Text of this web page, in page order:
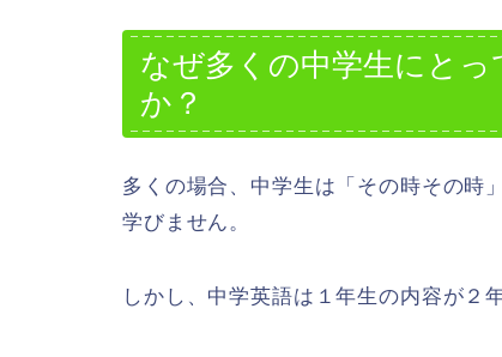
なぜ多くの中学生にと
か？
多くの場合、中学生は「その時その時
学びません。
しかし、中学英語は１年生の内容が２